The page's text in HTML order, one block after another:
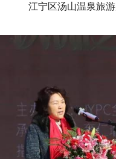
江宁区汤山温泉旅